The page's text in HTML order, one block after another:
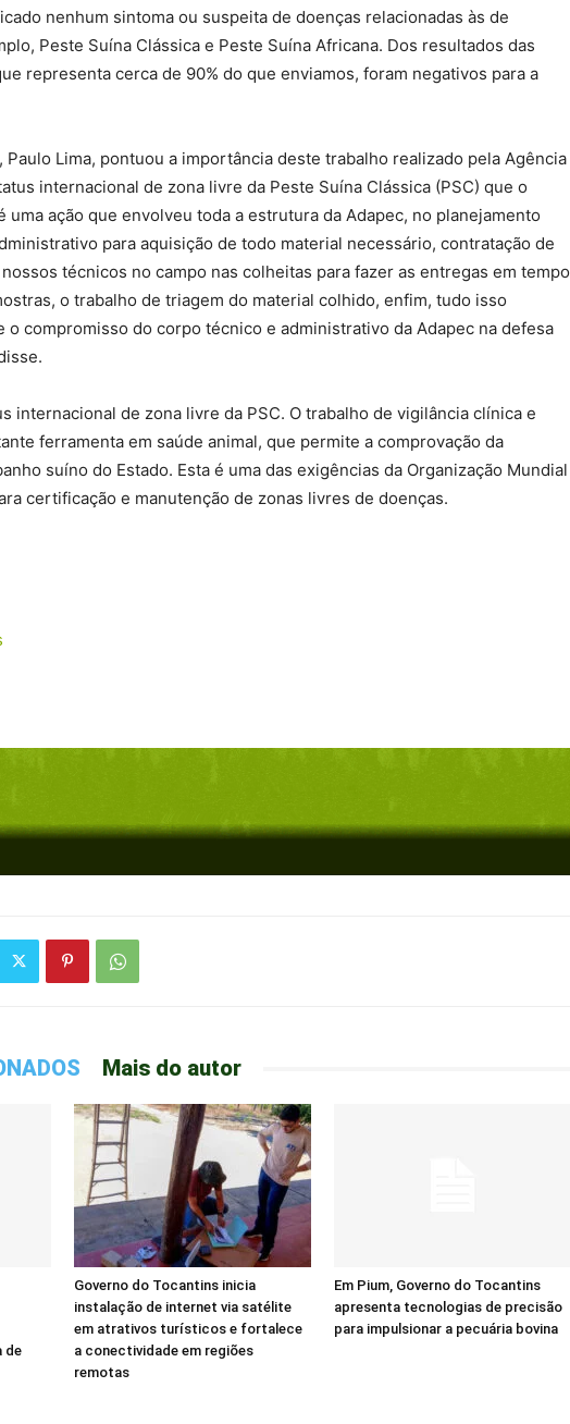
nenhum sintoma ou suspeita de doenças relacionadas às de
Peste Suína Clássica e Peste Suína Africana. Dos resultados das
representa cerca de 90% do que enviamos, foram negativos para a
Paulo Lima, pontuou a importância deste trabalho realizado pela Agência
internacional de zona livre da Peste Suína Clássica (PSC) que o
uma ação que envolveu toda a estrutura da Adapec, no planejamento
para aquisição de todo material necessário, contratação de
técnicos no campo nas colheitas para fazer as entregas em tempo
o trabalho de triagem do material colhido, enfim, tudo isso
o compromisso do corpo técnico e administrativo da Adapec na defesa
internacional de zona livre da PSC. O trabalho de vigilância clínica e
ferramenta em saúde animal, que permite a comprovação da
suíno do Estado. Esta é uma das exigências da Organização Mundial
certificação e manutenção de zonas livres de doenças.
Mais do autor
de
Governo do Tocantins inicia
instalação de internet via satélite
em atrativos turísticos e fortalece
a conectividade em regiões
remotas
Em Pium, Governo do Tocantins
apresenta tecnologias de precisão
para impulsionar a pecuária bovina